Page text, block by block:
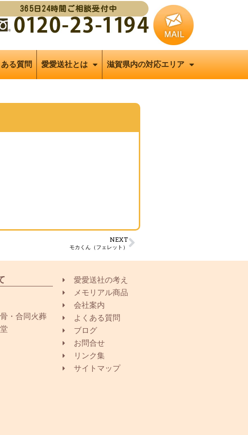
365日24時間ご相談受付中
る質問 愛愛送社とは 滋賀県内の対応エリア
NEXT
モカくん（フェレット）
・合同火葬
愛愛送社の考え
メモリアル商品
会社案内
よくある質問
ブログ
お問合せ
リンク集
サイトマップ